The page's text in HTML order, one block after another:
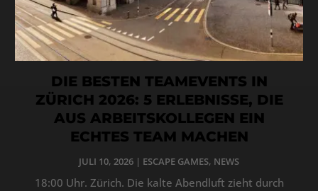
DIE BESTEN TEAMEVENTS IN
ZÜRICH 2026: 5 ERLEBNISSE, DIE
AUS ARBEITSKOLLEGEN EIN
ECHTES TEAM MACHEN
JULI 10, 2026 | ESCAPE GAMES, NEWS
18:00 Uhr. Zürich. Die kalte Abendluft zieht durch